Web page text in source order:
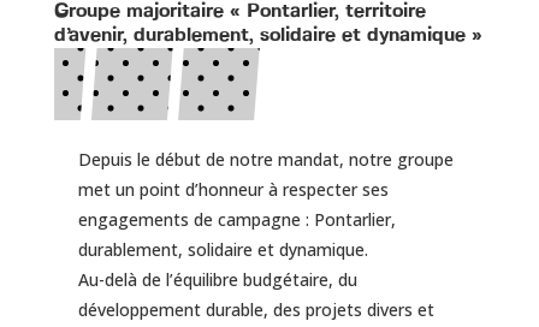
Groupe majoritaire « Pontarlier, territoire
d’avenir, durablement, solidaire et dynamique »
Depuis le début de notre mandat, notre groupe
met un point d’honneur à respecter ses
engagements de campagne : Pontarlier,
durablement, solidaire et dynamique.
Au-delà de l’équilibre budgétaire, du
développement durable, des projets divers et